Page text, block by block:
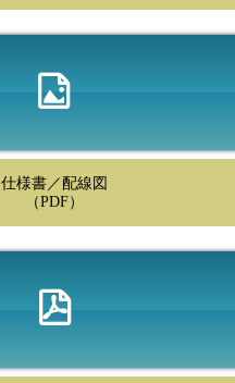
仕様書／配線図
（PDF）